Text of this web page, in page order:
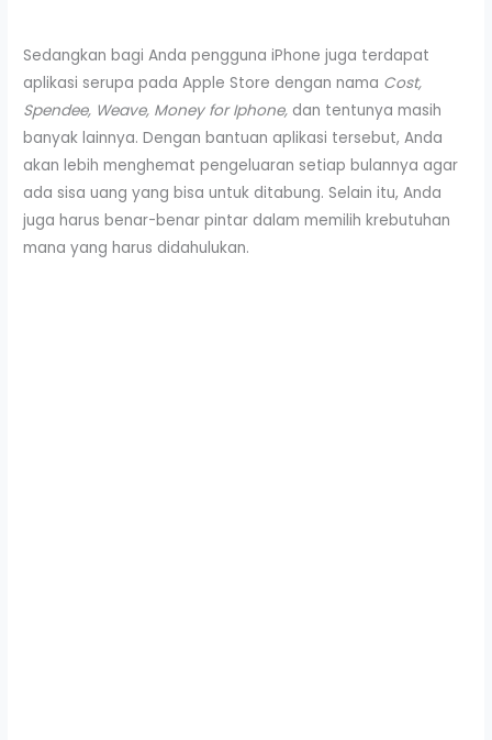
Sedangkan bagi Anda pengguna iPhone juga terdapat
aplikasi serupa pada Apple Store dengan nama Cost,
Spendee, Weave, Money for Iphone, dan tentunya masih
banyak lainnya. Dengan bantuan aplikasi tersebut, Anda
akan lebih menghemat pengeluaran setiap bulannya agar
ada sisa uang yang bisa untuk ditabung. Selain itu, Anda
juga harus benar-benar pintar dalam memilih krebutuhan
mana yang harus didahulukan.